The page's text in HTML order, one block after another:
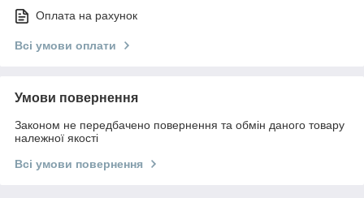
Оплата на рахунок
Всі умови оплати
Умови повернення
Законом не передбачено повернення та обмін даного товару
належної якості
Всі умови повернення